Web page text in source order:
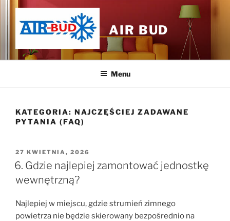
Przejdź
AIR BUD
Menu
KATEGORIA: NAJCZĘŚCIEJ ZADAWANE
PYTANIA (FAQ)
OPUBLIKOWANE
W
27 KWIETNIA, 2026
6. Gdzie najlepiej zamontować jednostkę
wewnętrzną?
Najlepiej w miejscu, gdzie strumień zimnego
powietrza nie będzie skierowany bezpośrednio na